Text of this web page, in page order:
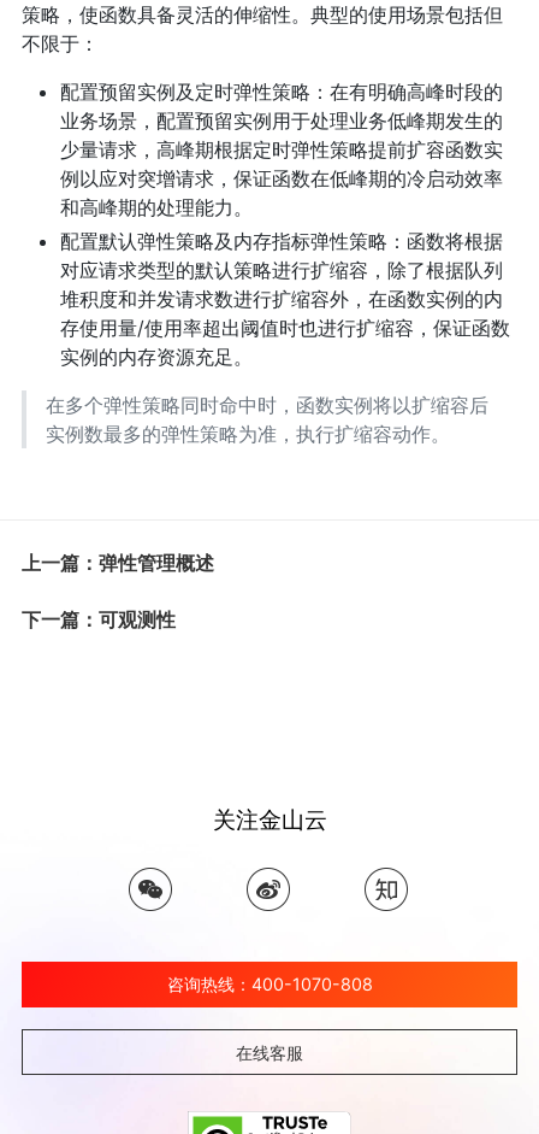
策略，使函数具备灵活的伸缩性。典型的使用场景包括但
不限于：
配置预留实例及定时弹性策略：在有明确高峰时段的
业务场景，配置预留实例用于处理业务低峰期发生的
少量请求，高峰期根据定时弹性策略提前扩容函数实
例以应对突增请求，保证函数在低峰期的冷启动效率
和高峰期的处理能力。
配置默认弹性策略及内存指标弹性策略：函数将根据
对应请求类型的默认策略进行扩缩容，除了根据队列
堆积度和并发请求数进行扩缩容外，在函数实例的内
存使用量/使用率超出阈值时也进行扩缩容，保证函数
实例的内存资源充足。
在多个弹性策略同时命中时，函数实例将以扩缩容后
实例数最多的弹性策略为准，执行扩缩容动作。
上一篇：弹性管理概述
下一篇：可观测性
关注金山云
咨询热线：400-1070-808
在线客服